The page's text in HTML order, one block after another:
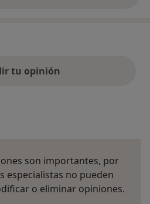
tu opinión
son importantes, por
especialistas no pueden
o eliminar opiniones.